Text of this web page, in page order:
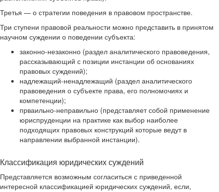
Третья — о стратегии поведения в правовом пространстве.
Три ступени правовой реальности можно представить в принятом
научном суждении о поведении субъекта:
законно-незаконно (раздел аналитического правоведения,
рассказывающий с позиции инстанции об основаниях
правовых суждений);
надлежащий-ненадлежащий (раздел аналитического
правоведения о субъекте права, его полномочиях и
компетенции);
прваильно-неправильно (представляет собой применение
юриспруденции на практике как выбор наиболее
подходящих правовых конструкций которые ведут в
направлении выбранной инстанции).
Классификация юридических суждений
Представляется возможным согласиться с приведенной
интересной классификацией юридических суждений, если,